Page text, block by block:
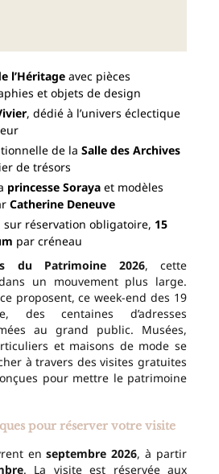
l’Héritage avec pièces
et objets de design
, dédié à l’univers éclectique
de la Salle des Archives
de trésors
princesse Soraya et modèles
Catherine Deneuve
sur réservation obligatoire, 15
par créneau
du Patrimoine 2026, cette
un mouvement plus large.
proposent, ce week-end des 19
des centaines d’adresses
au grand public. Musées,
et maisons de mode se
à travers des visites gratuites
pour mettre le patrimoine
pour réserver votre visite
enseptembre 2026, à partir
. La visite est réservée aux